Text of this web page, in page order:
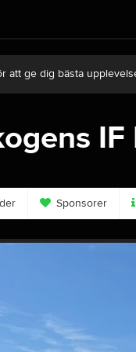
att ge dig bästa
Sponsorer